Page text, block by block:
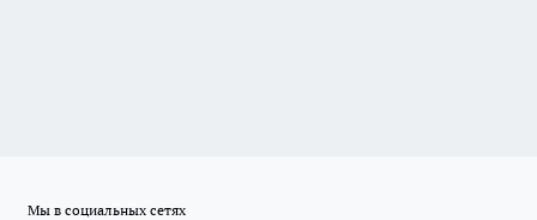
Мы в социальных сетях